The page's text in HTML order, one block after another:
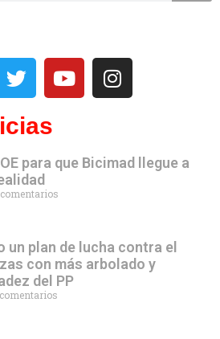
para que Bicimad llegue a
un plan de lucha contra el
con más arbolado y
del PP